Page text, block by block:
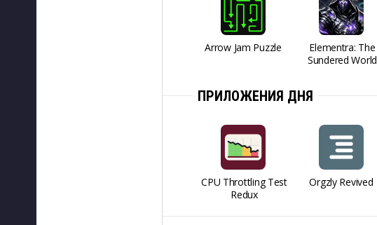
Arrow Jam Puzzle
Elementra: The
Sundered World
ПРИЛОЖЕНИЯ ДНЯ
CPU Throttling Test
Redux
Orgzly Revived